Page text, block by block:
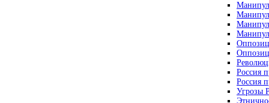
Россия
Россия
Угрозы